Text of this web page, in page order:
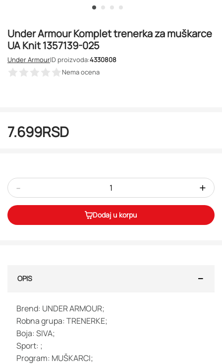
Under Armour Komplet trenerka za muškarce
UA Knit 1357139-025
Under ArmourID proizvoda:4330808
Nema ocena
7.699RSD
- +
Dodaj u korpu
OPIS
Brend: UNDER ARMOUR;
Robna grupa: TRENERKE;
Boja: SIVA;
Sport: ;
Program: MUŠKARCI;